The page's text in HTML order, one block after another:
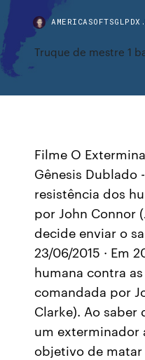
Truque de mestre 1
Filme O
Gênesis Dublado
resistência dos
por John Connor
decide enviar o
23/06/2015 · Em
humana contra
comandada por
Clarke). Ao saber
um exterminador
objetivo de matar